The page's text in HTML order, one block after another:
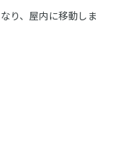
り、屋内に移動しま